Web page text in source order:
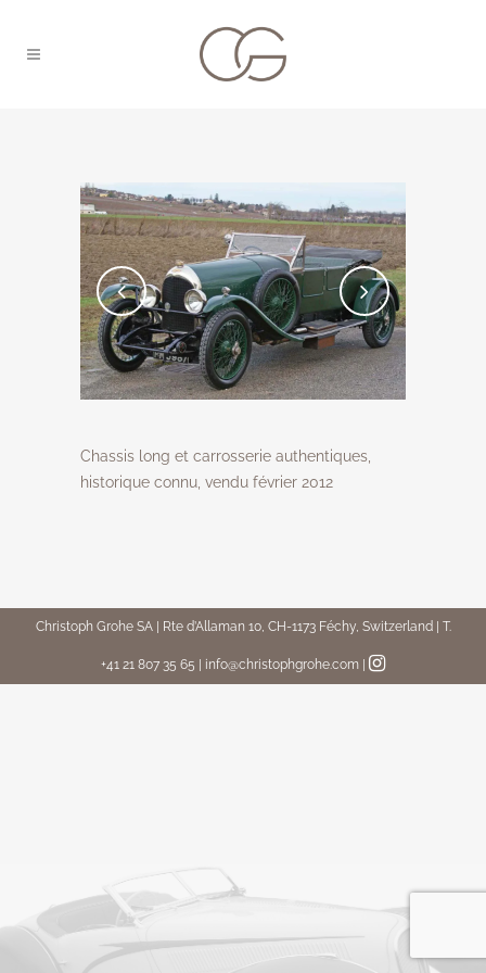
Chassis long et carrosserie authentiques,
historique connu, vendu février 2012
Christoph Grohe SA | Rte d’Allaman 10, CH-1173 Féchy, Switzerland | T.
+41 21 807 35 65 | info@christophgrohe.com